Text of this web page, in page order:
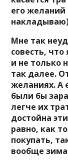
его желаний
Мне так
совесть,
и не только
так далее.
желаниях. А
были бы
легче их
достойна
равно, как
покупать,
вообще